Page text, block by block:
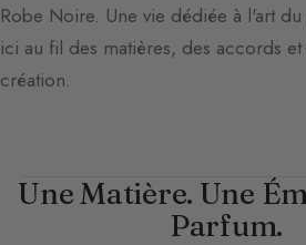
Robe Noire. Une vie dédiée à l'art
ici au fil des matières, des accords
création.
Une Matière. Une
Parfum.